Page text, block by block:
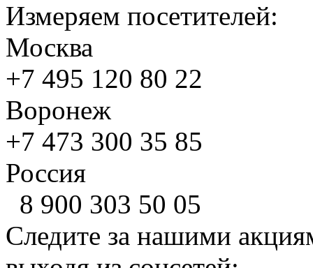
Измеряем посетителей:
Москва
+7 495 120 80 22
Воронеж
+7 473 300 35 85
Россия
8 900 303 50 05
Следите за нашими